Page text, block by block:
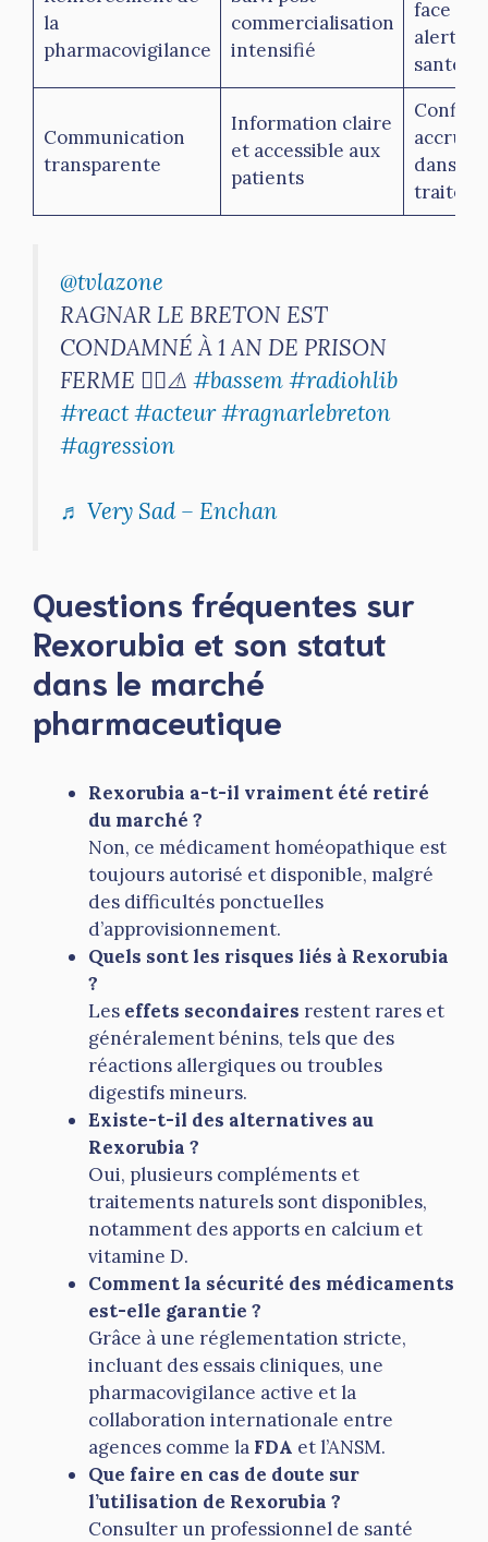
la
pharmacovigilance
commercialisation
intensifié
face aux
alertes
santé
Communication
transparente
Information claire
et accessible aux
patients
accrue
dans les
@tvlazone
RAGNAR LE BRETON EST
CONDAMNÉ À 1 AN DE PRISON
FERME ⛓️‍💥⚠️ #bassem#radiohlib
#react#acteur#ragnarlebreton
#agression
♬ Very Sad – Enchan
Questions fréquentes sur
Rexorubia et son statut
dans le marché
pharmaceutique
Rexorubia a-t-il vraiment été retiré
du marché ?
Non, ce médicament homéopathique est
toujours autorisé et disponible, malgré
des difficultés ponctuelles
d’approvisionnement.
Quels sont les risques liés à Rexorubia
?
Les effets secondaires restent rares et
généralement bénins, tels que des
réactions allergiques ou troubles
digestifs mineurs.
Existe-t-il des alternatives au
Rexorubia ?
Oui, plusieurs compléments et
traitements naturels sont disponibles,
notamment des apports en calcium et
vitamine D.
Comment la sécurité des médicaments
est-elle garantie ?
Grâce à une réglementation stricte,
incluant des essais cliniques, une
pharmacovigilance active et la
collaboration internationale entre
agences comme la FDA et l’ANSM.
Que faire en cas de doute sur
l’utilisation de Rexorubia ?
Consulter un professionnel de santé